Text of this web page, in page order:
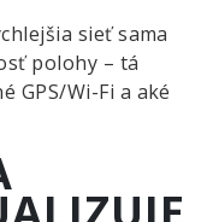
sieť sama
polohy – tá
GPS/Wi-Fi a aké